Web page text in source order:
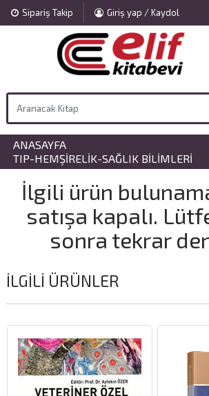
Sipariş Takip Giriş yap / Kaydol
ANASAYFA
TIP-HEMŞIRELIK-SAĞLIK BILIMLERI
İlgili ürün
satışa kapalı.
sonra tekrar
İLGILI ÜRÜNLER